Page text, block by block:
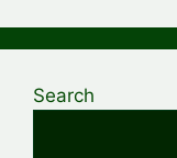
Search